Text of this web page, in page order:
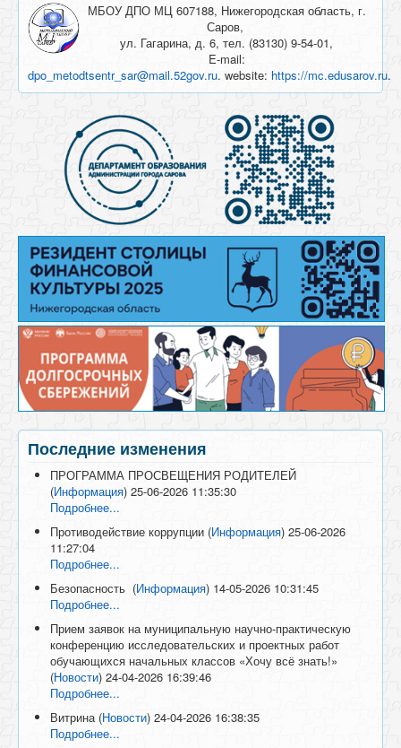
МБОУ ДПО МЦ 607188, Нижегородская область, г.
Саров,
ул. Гагарина, д. 6, тел. (83130) 9-54-01,
E-mail:
dpo_metodtsentr_sar@mail.52gov.ru. website: https://mc.edusarov.ru.
Последние изменения
ПРОГРАММА ПРОСВЕЩЕНИЯ РОДИТЕЛЕЙ
(Информация) 25-06-2026 11:35:30
Подробнее...
Противодействие коррупции (Информация) 25-06-2026
11:27:04
Подробнее...
Безопасность (Информация) 14-05-2026 10:31:45
Подробнее...
Прием заявок на муниципальную научно-практическую
конференцию исследовательских и проектных работ
обучающихся начальных классов «Хочу всё знать!»
(Новости) 24-04-2026 16:39:46
Подробнее...
Витрина (Новости) 24-04-2026 16:38:35
Подробнее...